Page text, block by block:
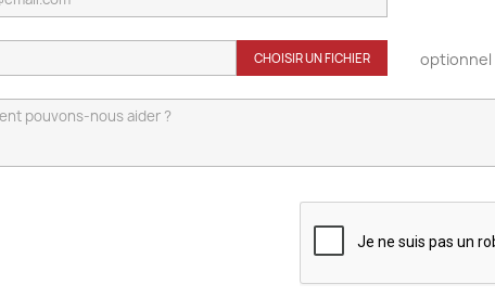
CHOISIR UN FICHIER optionnel